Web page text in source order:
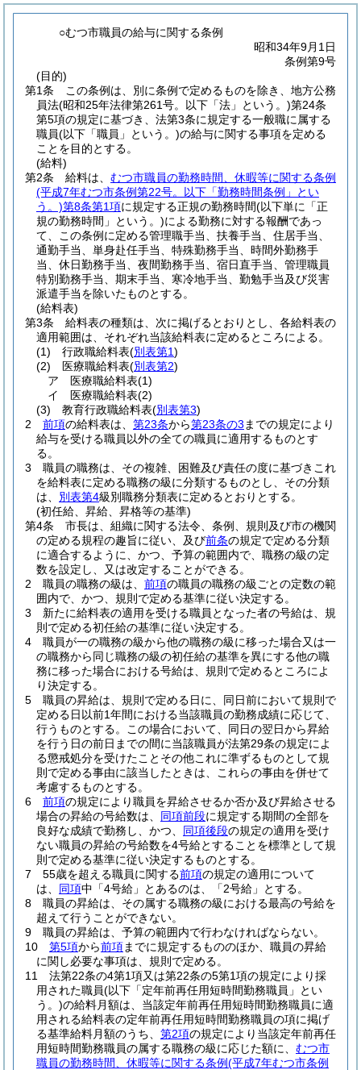
○むつ市職員の給与に関する条例
昭和34年9月1日
条例第9号
(目的)
第1条
この条例は、別に条例で定めるものを除き、地方公務
員法(昭和25年法律第261号。以下「法」という。)第24条
第5項の規定に基づき、法第3条に規定する一般職に属する
職員(以下「職員」という。)の給与に関する事項を定める
ことを目的とする。
(給料)
第2条
給料は、 むつ市職員の勤務時間、休暇等に関する条例
(平成7年むつ市条例第22号。以下「勤務時間条例」とい
う。)第8条第1項に規定する正規の勤務時間(以下単に「正
規の勤務時間」という。)による勤務に対する報酬であっ
て、この条例に定める管理職手当、扶養手当、住居手当、
通勤手当、単身赴任手当、特殊勤務手当、時間外勤務手
当、休日勤務手当、夜間勤務手当、宿日直手当、管理職員
特別勤務手当、期末手当、寒冷地手当、勤勉手当及び災害
派遣手当を除いたものとする。
(給料表)
第3条
給料表の種類は、次に掲げるとおりとし、各給料表の
適用範囲は、それぞれ当該給料表に定めるところによる。
(1)
行政職給料表(別表第1)
(2)
医療職給料表(別表第2)
ア
医療職給料表(1)
イ
医療職給料表(2)
(3)
教育行政職給料表(別表第3)
2
前項の給料表は、 第23条から第23条の3 までの規定により
給与を受ける職員以外の全ての職員に適用するものとす
る。
3
職員の職務は、その複雑、困難及び責任の度に基づきこれ
を給料表に定める職務の級に分類するものとし、その分類
は、 別表第4級別職務分類表に定めるとおりとする。
(初任給、昇給、昇格等の基準)
第4条
市長は、組織に関する法令、条例、規則及び市の機関
の定める規程の趣旨に従い、及び前条の規定で定める分類
に適合するように、かつ、予算の範囲内で、職務の級の定
数を設定し、又は改定することができる。
2
職員の職務の級は、 前項の職員の職務の級ごとの定数の範
囲内で、かつ、規則で定める基準に従い決定する。
3
新たに給料表の適用を受ける職員となった者の号給は、規
則で定める初任給の基準に従い決定する。
4
職員が一の職務の級から他の職務の級に移った場合又は一
の職務から同じ職務の級の初任給の基準を異にする他の職
務に移った場合における号給は、規則で定めるところによ
り決定する。
5
職員の昇給は、規則で定める日に、同日前において規則で
定める日以前1年間における当該職員の勤務成績に応じて、
行うものとする。
この場合において、同日の翌日から昇給
を行う日の前日までの間に当該職員が法第29条の規定によ
る懲戒処分を受けたことその他これに準ずるものとして規
則で定める事由に該当したときは、これらの事由を併せて
考慮するものとする。
6
前項の規定により職員を昇給させるか否か及び昇給させる
場合の昇給の号給数は、 同項前段に規定する期間の全部を
良好な成績で勤務し、かつ、 同項後段の規定の適用を受け
ない職員の昇給の号給数を4号給とすることを標準として規
則で定める基準に従い決定するものとする。
7
55歳を超える職員に関する前項の規定の適用について
は、 同項中「4号給」とあるのは、「2号給」とする。
8
職員の昇給は、その属する職務の級における最高の号給を
超えて行うことができない。
9
職員の昇給は、予算の範囲内で行わなければならない。
10
第5項から前項までに規定するもののほか、職員の昇給
に関し必要な事項は、規則で定める。
11
法第22条の4第1項又は第22条の5第1項の規定により採
用された職員(以下「定年前再任用短時間勤務職員」とい
う。)の給料月額は、当該定年前再任用短時間勤務職員に適
用される給料表の定年前再任用短時間勤務職員の項に掲げ
る基準給料月額のうち、 第2項の規定により当該定年前再任
用短時間勤務職員の属する職務の級に応じた額に、 むつ市
職員の勤務時間、休暇等に関する条例(平成7年むつ市条例